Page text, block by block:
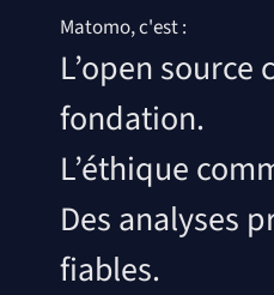
Matomo, c'est :
L’open source
fondation.
L’éthique
Des analyses
fiables.